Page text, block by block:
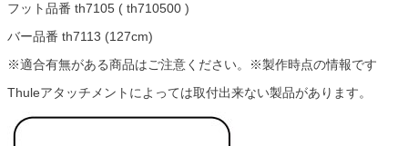
フット品番 th7105 ( th710500 )
バー品番 th7113 (127cm)
※適合有無がある商品はご注意ください。※製作時点の情報です
Thuleアタッチメントによっては取付出来ない製品があります。